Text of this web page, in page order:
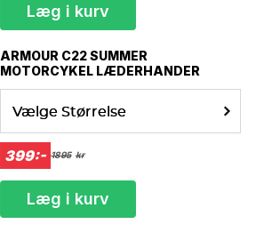
Læg i kurv
ARMOUR C22 SUMMER
MOTORCYKEL LÆDERHANDER
Vælge Størrelse
399:- 1895 kr
Læg i kurv